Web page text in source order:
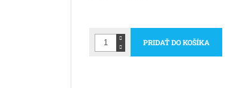
PRIDAŤ DO KOŠÍKA